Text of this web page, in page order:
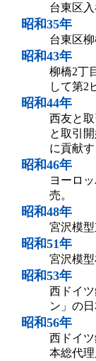
台東区
昭和35年
台東区
昭和43年
柳橋2丁
して第2
昭和44年
西友と
と取引
に貢献す
昭和46年
ヨーロ
売。
昭和48年
宮沢模型
昭和51年
宮沢模型
昭和53年
西ドイ
ン」の
昭和56年
西ドイ
本総代理